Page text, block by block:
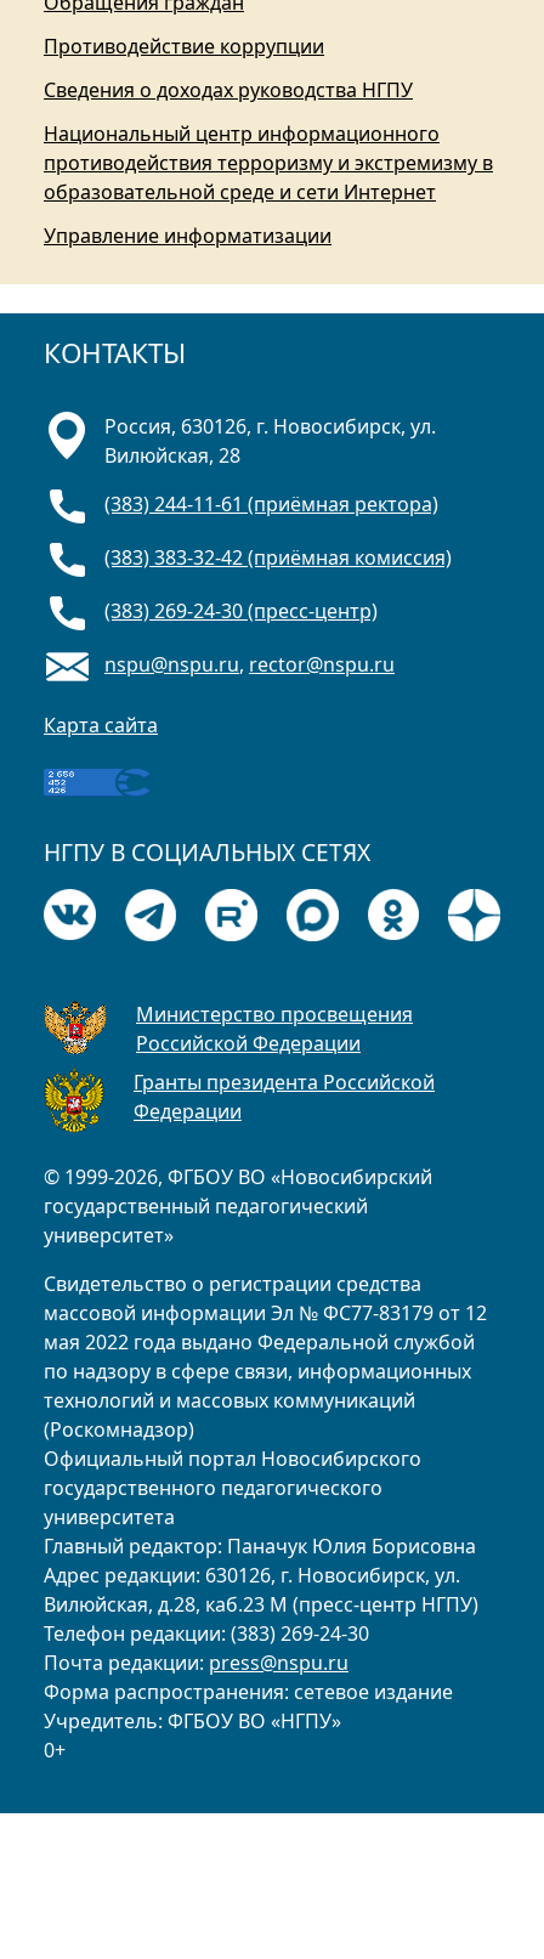
Противодействие коррупции
Сведения о доходах руководства НГПУ
Национальный центр информационного
противодействия терроризму и экстремизму в
образовательной среде и сети Интернет
Управление информатизации
КОНТАКТЫ
© 1999-2026, ФГБОУ ВО «Новосибирский
государственный педагогический
университет»
Свидетельство о регистрации средства
массовой информации Эл № ФС77-83179 от 12
мая 2022 года выдано Федеральной службой
по надзору в сфере связи, информационных
технологий и массовых коммуникаций
(Роскомнадзор)
Официальный портал Новосибирского
государственного педагогического
университета
Главный редактор: Паначук Юлия Борисовна
Адрес редакции: 630126, г. Новосибирск, ул.
Вилюйская, д.28, каб.23 М (пресс-центр НГПУ)
Телефон редакции: (383) 269-24-30
Почта редакции: press@nspu.ru
Форма распространения: сетевое издание
Учредитель: ФГБОУ ВО «НГПУ»
0+
Россия, 630126, г. Новосибирск, ул.
Вилюйская, 28
(383) 244-11-61 (приёмная ректора)
(383) 383-32-42 (приёмная комиссия)
(383) 269-24-30 (пресс-центр)
nspu@nspu.ru, rector@nspu.ru
Карта сайта
НГПУ В СОЦИАЛЬНЫХ СЕТЯХ
Министерство просвещения
Российской Федерации
Гранты президента Российской
Федерации